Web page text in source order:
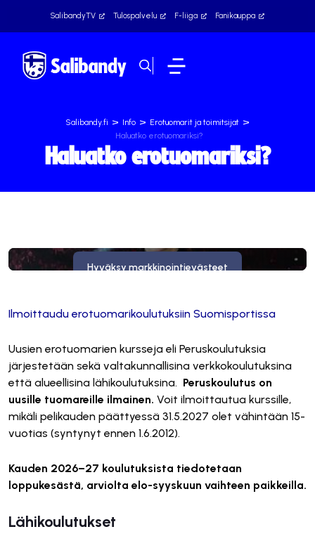
SalibandyTV Tulospalvelu F-liiga Fanikauppa
Salibandy.fi > Info > Erotuomarit ja toimitsijat >
Haluatko erotuomariksi?
Haluatko erotuomariksi?
Hyväksy markkinointievästeet
Ilmoittaudu erotuomarikoulutuksiin Suomisportissa
Uusien erotuomarien kursseja eli Peruskoulutuksia
järjestetään sekä valtakunnallisina verkkokoulutuksina
että alueellisina lähikoulutuksina. Peruskoulutus on
uusille tuomareille ilmainen. Voit ilmoittautua kurssille,
mikäli pelikauden päättyessä 31.5.2027 olet vähintään 15-
vuotias (syntynyt ennen 1.6.2012).
Kauden 2026–27 koulutuksista tiedotetaan
loppukesästä, arviolta elo-syyskuun vaihteen paikkeilla.
Lähikoulutukset